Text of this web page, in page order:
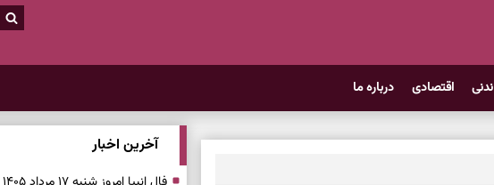
اقتصادی درباره ما
آخرین اخبار